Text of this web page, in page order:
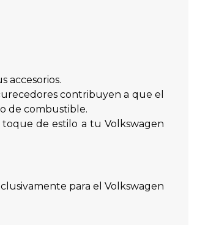
accesorios.
contribuyen a que el
de combustible.
toque de estilo a tu Volkswagen
para el Volkswagen